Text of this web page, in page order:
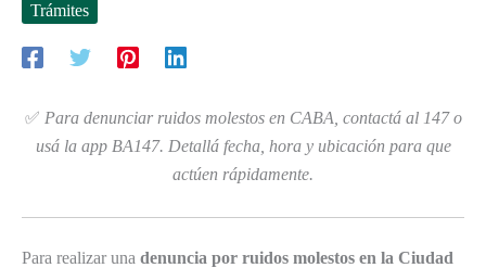
Trámites
✅ Para denunciar ruidos molestos en CABA, contactá al 147 o
usá la app BA147. Detallá fecha, hora y ubicación para que
actúen rápidamente.
Para realizar una denuncia por ruidos molestos en la Ciudad